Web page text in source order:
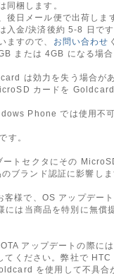
同梱します。
日メール便で出荷しま
入金/決済後約 5-8 日です
ますので、
お問い合わせ
または 4GB になる場合
は効力を失う場合があ
カードを Goldcard
Phone では使用不可
す。
トセクタにその
ブランド認証に影響しま
様で、OS アップデー
は当商品を特別に無償
アップデートの際に
ください。弊社で HTC
を使用して不具合